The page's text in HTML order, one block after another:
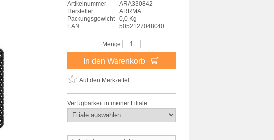
Artikelnummer
ARA330842
Hersteller
ARRMA
Packungsgewicht
0,0 Kg
EAN
5052127048040
Menge
In den Warenkorb
Auf den Merkzettel
Verfügbarkeit in meiner Filiale